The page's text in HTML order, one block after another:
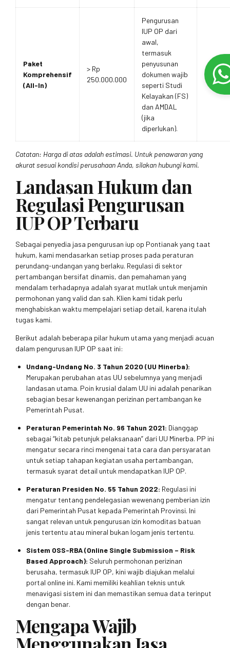
Paket
Komprehensif
(All-In)
> Rp
250.000.000
Pengurusan
IUP OP dari
awal,
termasuk
penyusunan
dokumen wajib
seperti Studi
Kelayakan (FS)
dan AMDAL
(jika
diperlukan).
Catatan: Harga di atas adalah estimasi. Untuk penawaran yang
akurat sesuai kondisi perusahaan Anda, silakan hubungi kami.
Landasan Hukum dan
Regulasi Pengurusan
IUP OP Terbaru
Sebagai penyedia jasa pengurusan iup op Pontianak yang taat
hukum, kami mendasarkan setiap proses pada peraturan
perundang-undangan yang berlaku. Regulasi di sektor
pertambangan bersifat dinamis, dan pemahaman yang
mendalam terhadapnya adalah syarat mutlak untuk menjamin
permohonan yang valid dan sah. Klien kami tidak perlu
menghabiskan waktu mempelajari setiap detail, karena itulah
tugas kami.
Berikut adalah beberapa pilar hukum utama yang menjadi acuan
dalam pengurusan IUP OP saat ini:
Undang-Undang No. 3 Tahun 2020 (UU Minerba):
Merupakan perubahan atas UU sebelumnya yang menjadi
landasan utama. Poin krusial dalam UU ini adalah penarikan
sebagian besar kewenangan perizinan pertambangan ke
Pemerintah Pusat.
Peraturan Pemerintah No. 96 Tahun 2021: Dianggap
sebagai “kitab petunjuk pelaksanaan” dari UU Minerba. PP ini
mengatur secara rinci mengenai tata cara dan persyaratan
untuk setiap tahapan kegiatan usaha pertambangan,
termasuk syarat detail untuk mendapatkan IUP OP.
Peraturan Presiden No. 55 Tahun 2022: Regulasi ini
mengatur tentang pendelegasian wewenang pemberian izin
dari Pemerintah Pusat kepada Pemerintah Provinsi. Ini
sangat relevan untuk pengurusan izin komoditas batuan
jenis tertentu atau mineral bukan logam jenis tertentu.
Sistem OSS-RBA (Online Single Submission – Risk
Based Approach): Seluruh permohonan perizinan
berusaha, termasuk IUP OP, kini wajib diajukan melalui
portal online ini. Kami memiliki keahlian teknis untuk
menavigasi sistem ini dan memastikan semua data terinput
dengan benar.
Mengapa Wajib